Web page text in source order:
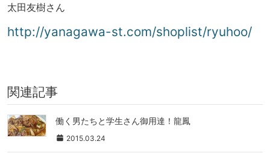
太田友樹さん
http://yanagawa-st.com/shoplist/ryuhoo/
関連記事
働く男たちと学生さん御用達！龍鳳
2015.03.24